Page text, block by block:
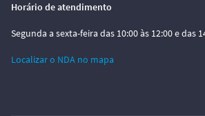
Horário de atendimento
Segunda a sexta-feira das 10:00 às 12:00 e das
Localizar o NDA no mapa